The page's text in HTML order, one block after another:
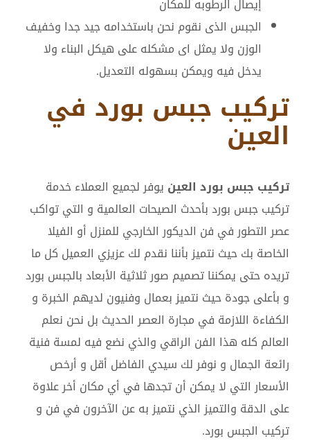
الجبس الذى نقوم نحن باستخدامه جيد جدا وخفيف
الوزن ولا يمثل اى مشكله على هيكل البناء ولا
يدخل فيه ويمكن بسهوله التعديل.
تركيب جبس بورد في
العين
تركيب جبس بورد العين يوفر لجميع العملاء خدمة
تركيب جبس بورد بأحدث الصيحات العالمية و التي تواكب
عصر التطور في فن الديكور الخارجي للمنزل أو الفيلا
الخاصة بك حيث نتميز بأننا نقدم لك عزيزي العميل كل ما
تريده حتى يمكننا تصميم صور ثلاثية الأبعاد بالجبس بورد
و بأعلى جودة حيث نتميز بعمال وفنيون لديهم الخبرة و
الكفاءة اللازمة في مجارة العصر الحديث بل نحن نعلم
العالم كله هذا الفن الراقي والذي نضع فيه لمسة فنية
رائعة الجمال و نوفر لك سيدي الفاضل أقل و أرخص
الأسعار التي لا يمكن أن تجدها في أي مكان أخر علاوة
على الدقة والتميز الذي نتميز به عن الآخرون في فن و
تركيب الجبس بورد.